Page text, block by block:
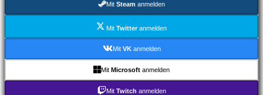
Rennspiele
Gelegenheitsspiele
Indie
Simulationsspiele
Kampfspiele
Mit Steam anmelden
MitTwitteranmelden
Mit VKanmelden
Mit Microsoft anmelden
Mit Twitch anmelden